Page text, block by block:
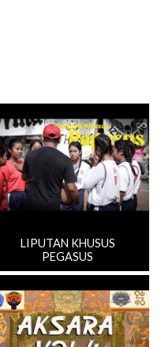
LIPUTAN KHUSUS
PEGASUS